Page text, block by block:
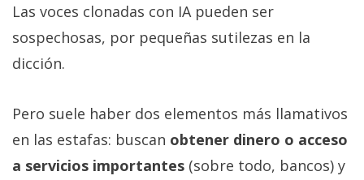
Las voces clonadas con IA pueden ser
sospechosas, por pequeñas sutilezas en la
dicción.
Pero suele haber dos elementos más llamativos
en las estafas: buscan obtener dinero o acceso
a servicios importantes (sobre todo, bancos) y